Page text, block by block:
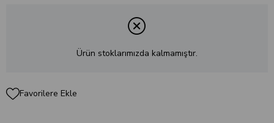
Ürün stoklarımızda kalmamıştır.
Favorilere Ekle